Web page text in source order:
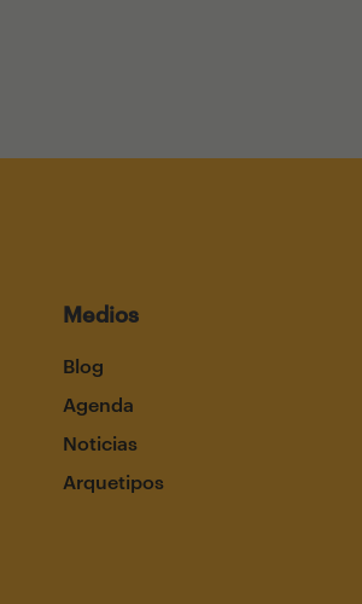
Medios
Blog
Agenda
Noticias
Arquetipos